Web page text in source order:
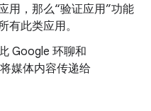
用，那么“验证应用”功能
有此类应用。
Google 环聊和
媒体内容传递给